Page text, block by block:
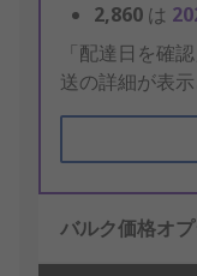
2,860 は
「配達日を確
送の詳細が表示
バルク価格オ